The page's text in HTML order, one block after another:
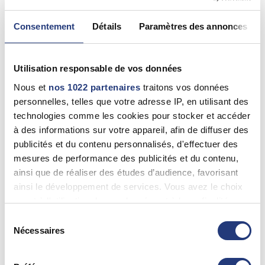
Consentement Détails Paramètres des annonces
Utilisation responsable de vos données
Nous et nos 1022 partenaires traitons vos données
personnelles, telles que votre adresse IP, en utilisant des
technologies comme les cookies pour stocker et accéder
à des informations sur votre appareil, afin de diffuser des
publicités et du contenu personnalisés, d'effectuer des
mesures de performance des publicités et du contenu,
ainsi que de réaliser des études d’audience, favorisant
ainsi le développement de services. Vous avez le choix
quant à l'utilisation de vos données et à leurs finalités.
tout moment en consultant la Déclaration relative aux
cookies ou en cliquant sur l'icône de confidentialité.
Nécessaires
0344277676
60 - Oise
GAETAN DELAIRE
Maignelay-Montigny (60420)
0344511416
60 - Oise
Gérard BOULFROY